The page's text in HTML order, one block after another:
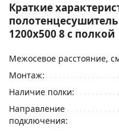
Краткие
1200x500 8 с полкой
Межосевое расстояние,
Монтаж:
Наличие полки:
Направление
подключения: